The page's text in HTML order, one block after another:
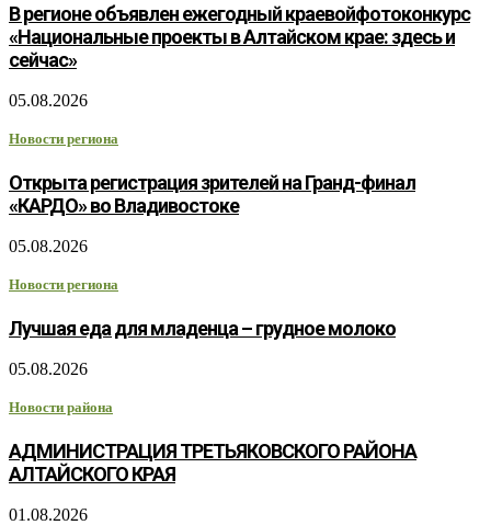
В регионе объявлен ежегодный краевойфотоконкурс
«Национальные проекты в Алтайском крае: здесь и
сейчас»
05.08.2026
Новости региона
Открыта регистрация зрителей на Гранд-финал
«КАРДО» во Владивостоке
05.08.2026
Новости региона
Лучшая еда для младенца – грудное молоко
05.08.2026
Новости района
АДМИНИСТРАЦИЯ ТРЕТЬЯКОВСКОГО РАЙОНА
АЛТАЙСКОГО КРАЯ
01.08.2026